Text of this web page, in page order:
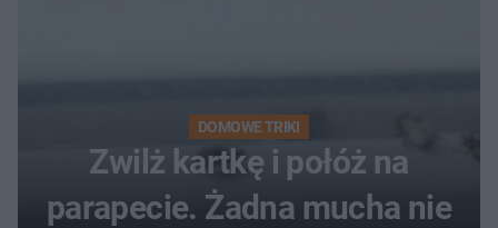
DOMOWE TRIKI
Zwilż kartkę i połóż na
parapecie. Żadna mucha nie